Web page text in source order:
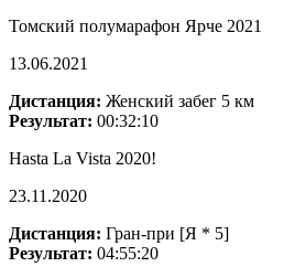
Томский полумарафон Ярче 2021
13.06.2021
Дистанция: Женский забег 5 км
Результат: 00:32:10
Hasta La Vista 2020!
23.11.2020
Дистанция: Гран-при [Я * 5]
Результат: 04:55:20